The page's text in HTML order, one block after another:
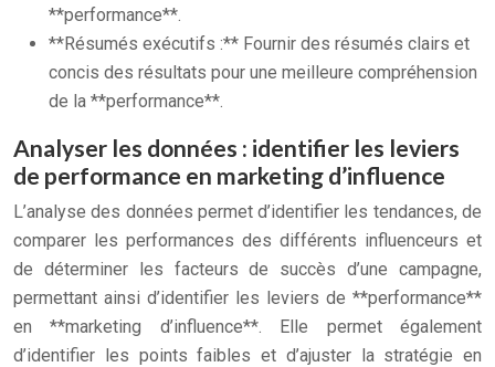
**performance**.
**Résumés exécutifs :** Fournir des résumés clairs et
concis des résultats pour une meilleure compréhension
de la **performance**.
Analyser les données : identifier les leviers
de performance en marketing d’influence
L’analyse des données permet d’identifier les tendances, de
comparer les performances des différents influenceurs et
de déterminer les facteurs de succès d’une campagne,
permettant ainsi d’identifier les leviers de **performance**
en **marketing d’influence**. Elle permet également
d’identifier les points faibles et d’ajuster la stratégie en